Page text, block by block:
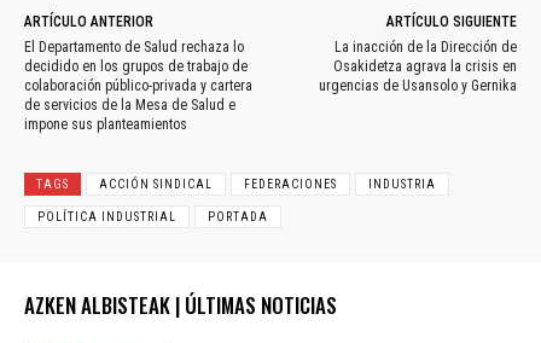
ARTÍCULO ANTERIOR
El Departamento de Salud rechaza lo
decidido en los grupos de trabajo de
colaboración público-privada y cartera
de servicios de la Mesa de Salud e
impone sus planteamientos
ARTÍCULO SIGUIENTE
La inacción de la Dirección de
Osakidetza agrava la crisis en
urgencias de Usansolo y Gernika
TAGS ACCIÓN SINDICAL FEDERACIONES INDUSTRIA
POLÍTICA INDUSTRIAL PORTADA
AZKEN ALBISTEAK | ÚLTIMAS NOTICIAS